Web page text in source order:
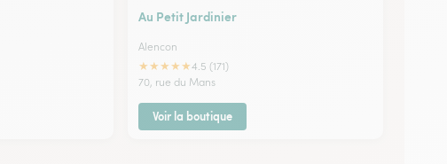
Au Petit Jardinier
Alencon
★★★★★4.5 (171)
70, rue du Mans
Voir la boutique